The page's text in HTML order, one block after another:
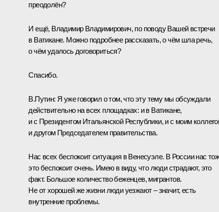
преодолён?
И ещё, Владимир Владимирович, по поводу Вашей встречи
в Ватикане. Можно подробнее рассказать, о чём шла речь,
о чём удалось договориться?
Спасибо.
В.Путин: Я уже говорил о том, что эту тему мы обсуждали
действительно на всех площадках: и в Ватикане,
и с Президентом Итальянской Республики, и с моим
и другом Председателем правительства.
Нас всех беспокоит ситуация в Венесуэле. В России нас
это беспокоит очень. Имею в виду, что люди страдают, это
факт. Большое количество беженцев, мигрантов.
Не от хорошей же жизни люди уезжают – значит, есть
внутренние проблемы.